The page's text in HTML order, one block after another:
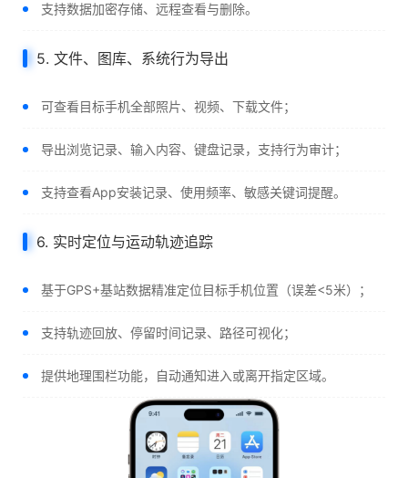
支持数据加密存储、远程查看与删除。
5. 文件、图库、系统行为导出
可查看目标手机全部照片、视频、下载文件；
导出浏览记录、输入内容、键盘记录，支持行为审计；
支持查看App安装记录、使用频率、敏感关键词提醒。
6. 实时定位与运动轨迹追踪
基于GPS+基站数据精准定位目标手机位置（误差<5米）；
支持轨迹回放、停留时间记录、路径可视化；
提供地理围栏功能，自动通知进入或离开指定区域。